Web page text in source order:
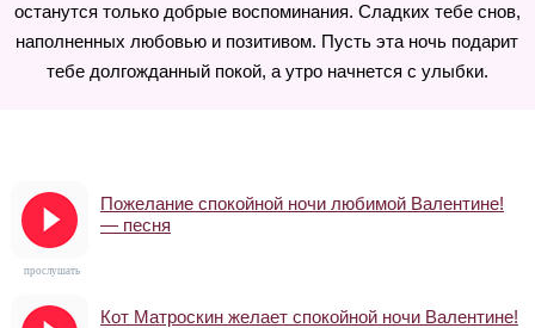
останутся только добрые воспоминания. Сладких тебе снов,
наполненных любовью и позитивом. Пусть эта ночь подарит
тебе долгожданный покой, а утро начнется с улыбки.
Пожелание спокойной ночи любимой Валентине!
— песня
прослушать
Кот Матроскин желает спокойной ночи Валентине!